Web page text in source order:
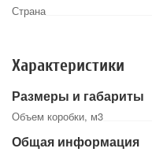
Страна
Характеристики
Размеры и габариты
Объем коробки, м3
Общая информация